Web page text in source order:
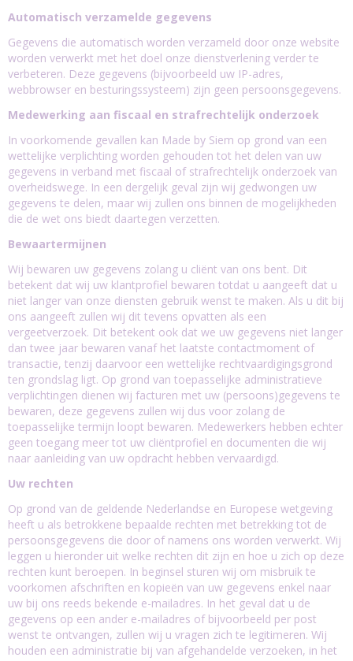
Automatisch verzamelde gegevens
Gegevens die automatisch worden verzameld door onze website
worden verwerkt met het doel onze dienstverlening verder te
verbeteren. Deze gegevens (bijvoorbeeld uw IP-adres,
webbrowser en besturingssysteem) zijn geen persoonsgegevens.
Medewerking aan fiscaal en strafrechtelijk onderzoek
In voorkomende gevallen kan Made by Siem op grond van een
wettelijke verplichting worden gehouden tot het delen van uw
gegevens in verband met fiscaal of strafrechtelijk onderzoek van
overheidswege. In een dergelijk geval zijn wij gedwongen uw
gegevens te delen, maar wij zullen ons binnen de mogelijkheden
die de wet ons biedt daartegen verzetten.
Bewaartermijnen
Wij bewaren uw gegevens zolang u cliënt van ons bent. Dit
betekent dat wij uw klantprofiel bewaren totdat u aangeeft dat u
niet langer van onze diensten gebruik wenst te maken. Als u dit bij
ons aangeeft zullen wij dit tevens opvatten als een
vergeetverzoek. Dit betekent ook dat we uw gegevens niet langer
dan twee jaar bewaren vanaf het laatste contactmoment of
transactie, tenzij daarvoor een wettelijke rechtvaardigingsgrond
ten grondslag ligt. Op grond van toepasselijke administratieve
verplichtingen dienen wij facturen met uw (persoons)gegevens te
bewaren, deze gegevens zullen wij dus voor zolang de
toepasselijke termijn loopt bewaren. Medewerkers hebben echter
geen toegang meer tot uw cliëntprofiel en documenten die wij
naar aanleiding van uw opdracht hebben vervaardigd.
Uw rechten
Op grond van de geldende Nederlandse en Europese wetgeving
heeft u als betrokkene bepaalde rechten met betrekking tot de
persoonsgegevens die door of namens ons worden verwerkt. Wij
leggen u hieronder uit welke rechten dit zijn en hoe u zich op deze
rechten kunt beroepen. In beginsel sturen wij om misbruik te
voorkomen afschriften en kopieën van uw gegevens enkel naar
uw bij ons reeds bekende e-mailadres. In het geval dat u de
gegevens op een ander e-mailadres of bijvoorbeeld per post
wenst te ontvangen, zullen wij u vragen zich te legitimeren. Wij
houden een administratie bij van afgehandelde verzoeken, in het